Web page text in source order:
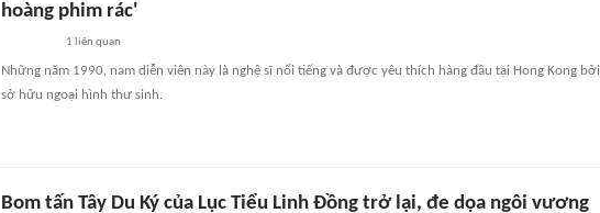
hoàng phim rác'
1 liên quan
Những năm 1990, nam diễn viên này là nghệ sĩ nổi tiếng và được yêu thích hàng đầu tại Hong Kong bởi
sở hữu ngoại hình thư sinh.
Bom tấn Tây Du Ký của Lục Tiểu Linh Đồng trở lại, đe dọa ngôi vương